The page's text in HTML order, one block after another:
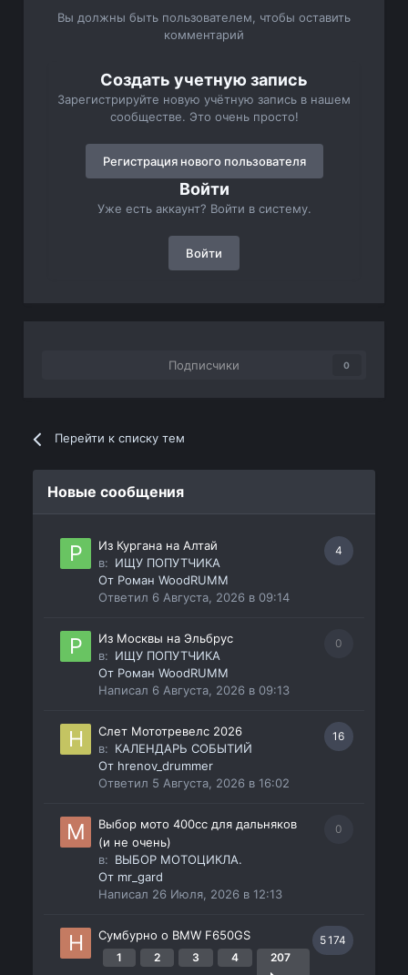
Вы должны быть пользователем, чтобы оставить
комментарий
Создать учетную запись
Зарегистрируйте новую учётную запись в нашем
сообществе. Это очень просто!
Регистрация нового пользователя
Войти
Уже есть аккаунт? Войти в систему.
Войти
Подписчики 0
Перейти к списку тем
Новые сообщения
4
Из Кургана на Алтай
в: ИЩУ ПОПУТЧИКА
От Роман WoodRUMM
Ответил 6 Августа, 2026 в 09:14
0
Из Москвы на Эльбрус
в: ИЩУ ПОПУТЧИКА
От Роман WoodRUMM
Написал 6 Августа, 2026 в 09:13
16
Слет Мототревелс 2026
в: КАЛЕНДАРЬ СОБЫТИЙ
От hrenov_drummer
Ответил 5 Августа, 2026 в 16:02
0
Выбор мото 400сс для дальняков
(и не очень)
в: ВЫБОР МОТОЦИКЛА.
От mr_gard
Написал 26 Июля, 2026 в 12:13
5 174
Сумбурно о BMW F650GS
1 2 3 4 207